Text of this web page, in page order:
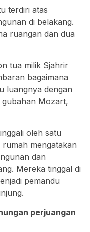
terdiri atas
di belakang.
ruangan dan dua
tua milik Sjahrir
bagaimana
luangnya dengan
gubahan Mozart,
oleh satu
mengatakan
dan
Mereka tinggal di
pemandu
perjuangan